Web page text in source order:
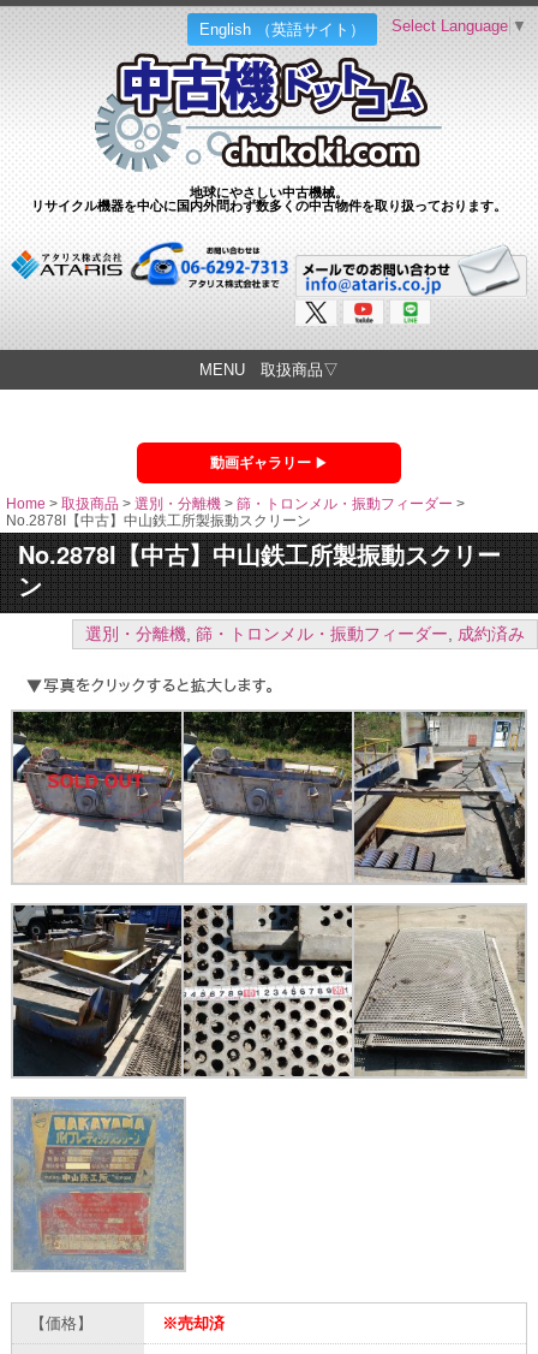
English （英語サイト）
地球にやさしい中古機械。
リサイクル機器を中心に国内外問わず数多くの中古物件を取り扱っております。
Select Language ▼
MENU 取扱商品▽
動画ギャラリー
Home > 取扱商品 > 選別・分離機 > 篩・トロンメル・振動フィーダー >
No.2878I【中古】中山鉄工所製振動スクリーン
No.2878I【中古】中山鉄工所製振動スクリー
ン
選別・分離機, 篩・トロンメル・振動フィーダー, 成約済み
【価格】 ※売却済